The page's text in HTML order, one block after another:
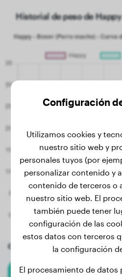
Historial de peso de Happy
Otros perros aleatorios
Configuración
Utilizamos cookies y
nuestro sitio web y
personales tuyos (por
personalizar contenido y
contenido de terceros o
nuestro sitio web. El
también puede tener
configuración de las
estos datos con terceros
la configuración
El procesamiento de datos